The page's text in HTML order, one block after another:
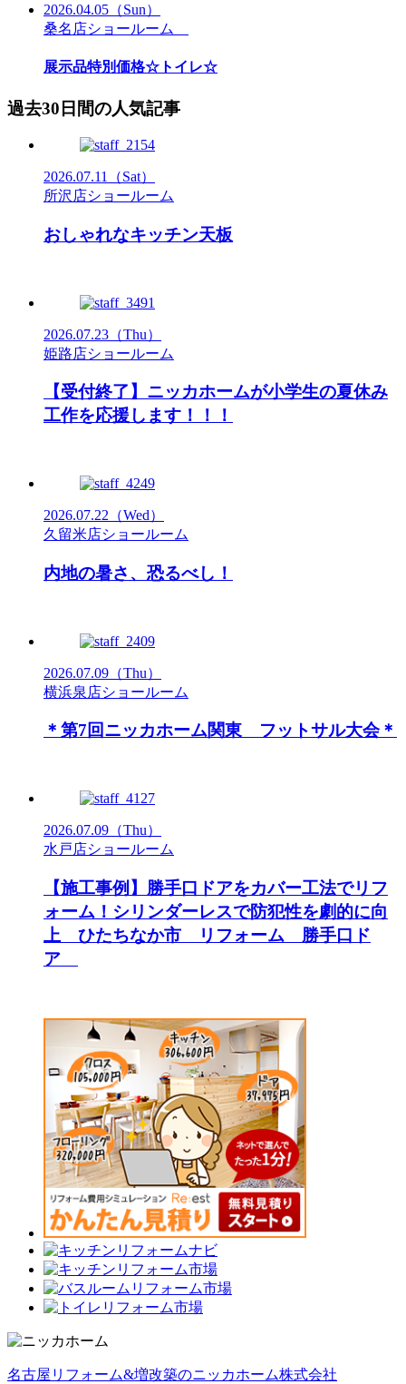
2026.04.05 （Sun）
桑名店ショールーム
展示品特別価格☆トイレ☆
過去30日間の人気記事
2026.07.11
（Sat）
所沢店ショールーム
おしゃれなキッチン天板
2026.07.23 （Thu）
姫路店ショールーム
【受付終了】ニッカホームが小学生の夏休み
工作を応援します！！！
2026.07.22 （Wed）
久留米店ショールーム
内地の暑さ、恐るべし！
2026.07.09 （Thu）
横浜泉店ショールーム
＊第7回ニッカホーム関東 フットサル大会＊
2026.07.09 （Thu）
水戸店ショールーム
【施工事例】勝手口ドアをカバー工法でリフ
ォーム！シリンダーレスで防犯性を劇的に向
上 ひたちなか市 リフォーム 勝手口ド
ア
名古屋リフォーム&増改築のニッカホーム株式会社